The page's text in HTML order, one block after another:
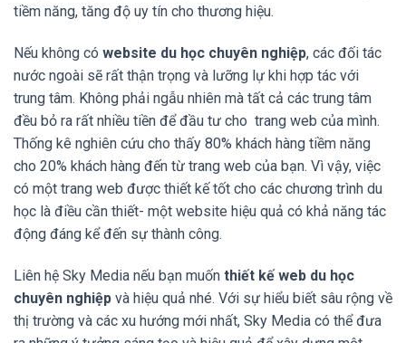
tiềm năng, tăng độ uy tín cho thương hiệu.
Nếu không có website du học chuyên nghiệp, các đối tác
nước ngoài sẽ rất thận trọng và lưỡng lự khi hợp tác với
trung tâm. Không phải ngẫu nhiên mà tất cả các trung tâm
đều bỏ ra rất nhiều tiền để đầu tư cho trang web của mình.
Thống kê nghiên cứu cho thấy 80% khách hàng tiềm năng
cho 20% khách hàng đến từ trang web của bạn. Vì vậy, việc
có một trang web được thiết kế tốt cho các chương trình du
học là điều cần thiết- một website hiệu quả có khả năng tác
động đáng kể đến sự thành công.
Liên hệ Sky Media nếu bạn muốn thiết kế web du học
chuyên nghiệp và hiệu quả nhé. Với sự hiểu biết sâu rộng về
thị trường và các xu hướng mới nhất, Sky Media có thể đưa